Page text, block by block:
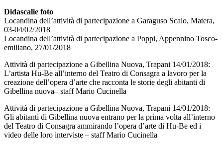
Didascalie foto
Locandina dell’attività di partecipazione a Garaguso Scalo, Matera,
03-04/02/2018
Locandina dell’attività di partecipazione a Poppi, Appennino Tosco-
emiliano, 27/01/2018
Attività di partecipazione a Gibellina Nuova, Trapani 14/01/2018:
L’artista Hu-Be all’interno del Teatro di Consagra a lavoro per la
creazione dell’opera d’arte che racconta le storie degli abitanti di
Gibellina nuova– staff Mario Cucinella
Attività di partecipazione a Gibellina Nuova, Trapani 14/01/2018:
Gli abitanti di Gibellina nuova entrano per la prima volta all’interno
del Teatro di Consagra ammirando l’opera d’arte di Hu-Be ed i
video delle loro interviste – staff Mario Cucinella